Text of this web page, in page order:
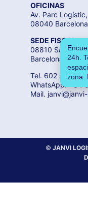
OFICINAS
Av. Parc
08040 Barcelona
SEDE FISCAL
08810 Sant Pere
Barcelona
Tel. 602 55 04
WhatsApp. +34
Mail.
©JANVI
24h.
zona.